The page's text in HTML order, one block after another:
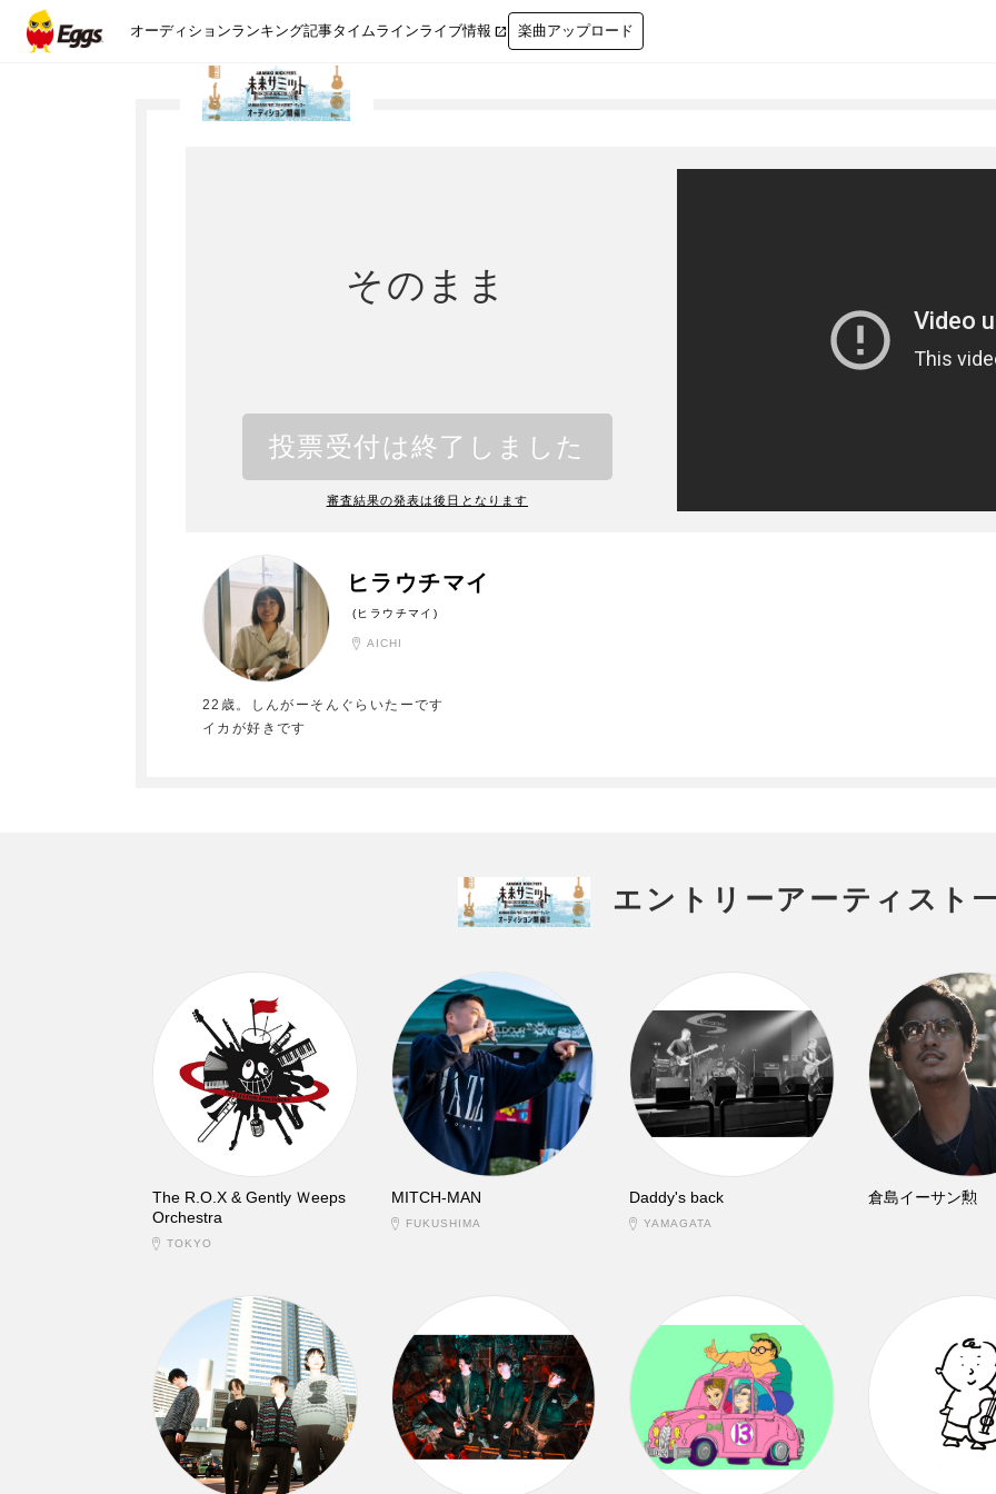
オーディションランキング記事タイムラインライブ情報  楽曲アップロード
そのまま
投票受付は終了しました
審査結果の発表は後日となります
ヒラウチマイ
(ヒラウチマイ)
AICHI
22歳。しんがーそんぐらいたーです
イカが好きです
エントリーアーティスト
The R.O.X & Gently Ｗeeps
Orchestra
TOKYO
MITCH-MAN
FUKUSHIMA
Daddy's back
YAMAGATA
倉島イーサン勲